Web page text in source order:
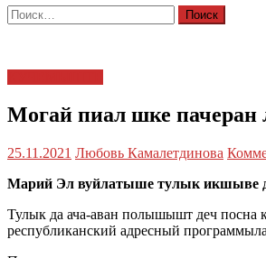
Найти:
Могай пиал шке пачеран
25.11.2021 Любовь Камалетдинова
Марий Эл вуйлатыше тулык икшыве
Тулык да ача-аван полышышт деч
республиканский адресный